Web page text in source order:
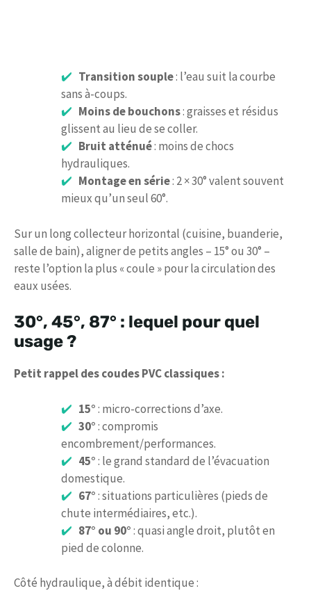
Transition souple: l’eau suit la courbe
sans à-coups.
Moins de bouchons: graisses et résidus
glissent au lieu de se coller.
Bruit atténué: moins de chocs
hydrauliques.
Montage en série: 2 × 30° valent souvent
mieux qu’un seul 60°.
Sur un long collecteur horizontal (cuisine, buanderie,
salle de bain), aligner de petits angles – 15° ou 30° –
reste l’option la plus « coule » pour la circulation des
eaux usées.
30°, 45°, 87° : lequel pour quel
usage ?
Petit rappel des coudes PVC classiques :
15°: micro-corrections d’axe.
30°: compromis
encombrement/performances.
45°: le grand standard de l’évacuation
domestique.
67°: situations particulières (pieds de
chute intermédiaires, etc.).
87° ou 90°: quasi angle droit, plutôt en
pied de colonne.
Côté hydraulique, à débit identique :